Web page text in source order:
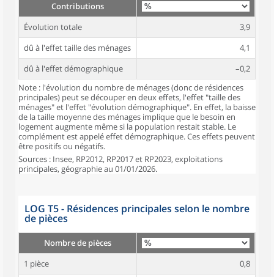
Contributions
Évolution totale
3,9
dû à l'effet taille des ménages
4,1
dû à l'effet démographique
–0,2
Note : l'évolution du nombre de ménages (donc de résidences
principales) peut se découper en deux effets, l'effet "taille des
ménages" et l'effet "évolution démographique". En effet, la baisse
de la taille moyenne des ménages implique que le besoin en
logement augmente même si la population restait stable. Le
complément est appelé effet démographique. Ces effets peuvent
être positifs ou négatifs.
Sources : Insee, RP2012, RP2017 et RP2023, exploitations
principales, géographie au 01/01/2026.
LOG T5 - Résidences principales selon le nombre
de pièces
Nombre de pièces
1 pièce
0,8